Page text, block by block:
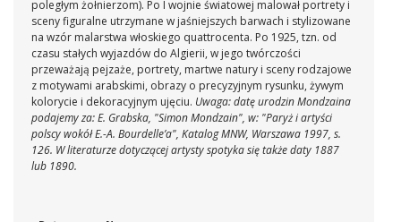
poległym żołnierzom). Po I wojnie światowej malował portrety i
sceny figuralne utrzymane w jaśniejszych barwach i stylizowane
na wzór malarstwa włoskiego quattrocenta. Po 1925, tzn. od
czasu stałych wyjazdów do Algierii, w jego twórczości
przeważają pejzaże, portrety, martwe natury i sceny rodzajowe
z motywami arabskimi, obrazy o precyzyjnym rysunku, żywym
kolorycie i dekoracyjnym ujęciu. Uwaga: datę urodzin Mondzaina
podajemy za: E. Grabska, "Simon Mondzain", w: "Paryż i artyści
polscy wokół E.-A. Bourdelle’a", Katalog MNW, Warszawa 1997, s.
126. W literaturze dotyczącej artysty spotyka się także daty 1887
lub 1890.